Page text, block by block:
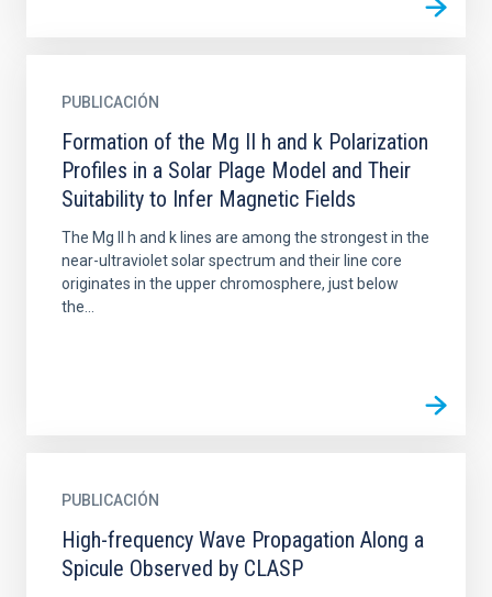
PUBLICACIÓN
Formation of the Mg II h and k Polarization
Profiles in a Solar Plage Model and Their
Suitability to Infer Magnetic Fields
The Mg II h and k lines are among the strongest in the
near-ultraviolet solar spectrum and their line core
originates in the upper chromosphere, just below
the...
PUBLICACIÓN
High-frequency Wave Propagation Along a
Spicule Observed by CLASP